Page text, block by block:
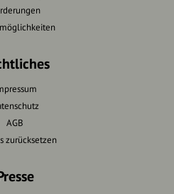
AGB
zurücksetzen